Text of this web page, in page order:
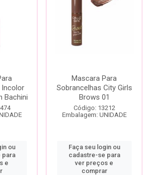
Incolor
Bachini
ou
para
e
Mascara Para
Sobrancelhas City Girls
Brows 01
Código: 13212
Embalagem: UNIDADE
Faça seu login ou
cadastre-se para
ver preços e
comprar